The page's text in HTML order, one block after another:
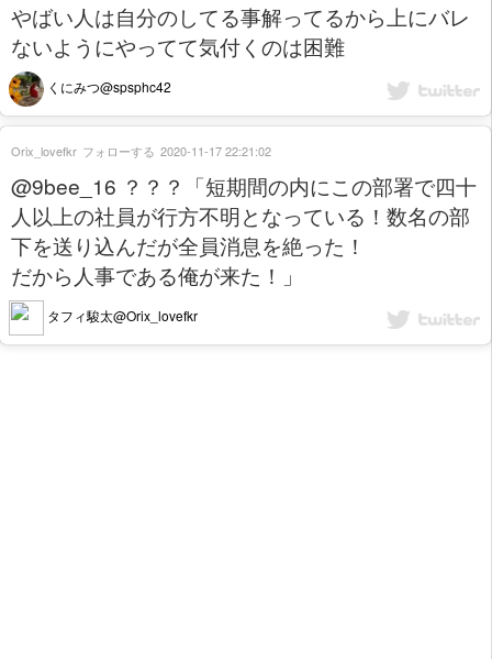
やばい人は自分のしてる事解ってるから上にバレ
ないようにやってて気付くのは困難
くにみつ@spsphc42
@9bee_16 ？？？「短期間の内にこの部署で四十
人以上の社員が行方不明となっている！数名の部
下を送り込んだが全員消息を絶った！
だから人事である俺が来た！」
タフィ駿太@Orix_lovefkr
Orix_lovefkr フォローする 2020-11-17 22:21:02